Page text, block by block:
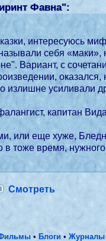
Фавна":
мифологией и не
С другой-
тоже время,
Смотреть
• Блоги•Журналы